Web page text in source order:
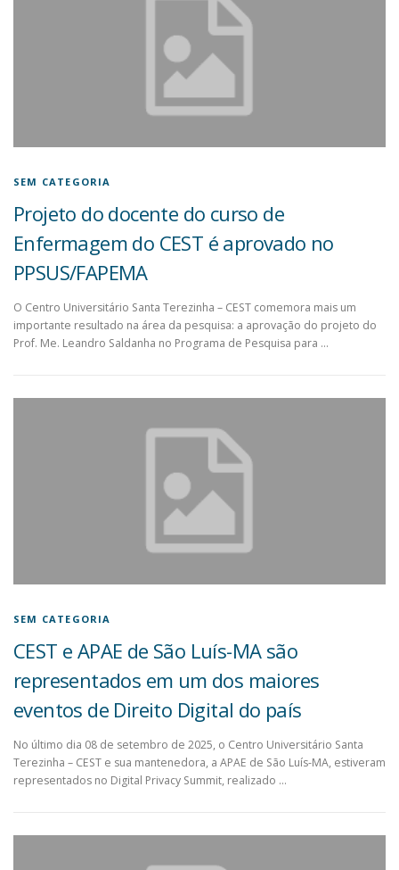
SEM CATEGORIA
Projeto do docente do curso de
Enfermagem do CEST é aprovado no
PPSUS/FAPEMA
O Centro Universitário Santa Terezinha – CEST comemora mais um
importante resultado na área da pesquisa: a aprovação do projeto do
Prof. Me. Leandro Saldanha no Programa de Pesquisa para …
SEM CATEGORIA
CEST e APAE de São Luís-MA são
representados em um dos maiores
eventos de Direito Digital do país
No último dia 08 de setembro de 2025, o Centro Universitário Santa
Terezinha – CEST e sua mantenedora, a APAE de São Luís-MA, estiveram
representados no Digital Privacy Summit, realizado …